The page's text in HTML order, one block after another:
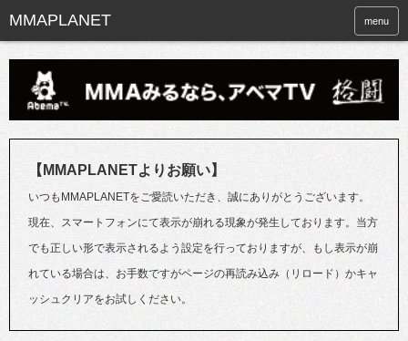
menu
【MMAPLANETよりお願い】
いつもMMAPLANETをご愛読いただき、誠にありがとうございます。
現在、スマートフォンにて表示が崩れる現象が発生しております。当方
でも正しい形で表示されるよう設定を行っておりますが、もし表示が崩
れている場合は、お手数ですがページの再読み込み（リロード）かキャ
ッシュクリアをお試しください。